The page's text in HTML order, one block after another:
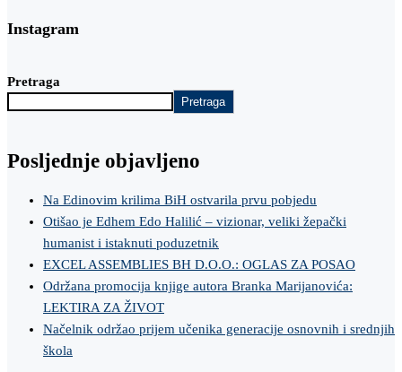
Instagram
Pretraga
Pretraga
Posljednje objavljeno
Na Edinovim krilima BiH ostvarila prvu pobjedu
Otišao je Edhem Edo Halilić – vizionar, veliki žepački
humanist i istaknuti poduzetnik
EXCEL ASSEMBLIES BH D.O.O.: OGLAS ZA POSAO
Održana promocija knjige autora Branka Marijanovića:
LEKTIRA ZA ŽIVOT
Načelnik održao prijem učenika generacije osnovnih i srednjih
škola